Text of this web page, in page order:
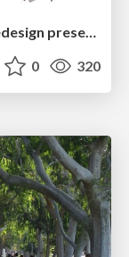
sira's awesome portfolio website redesign presentation
0 320